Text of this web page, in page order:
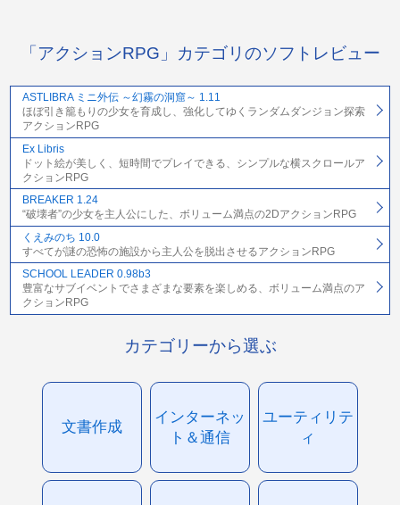
「アクションRPG」カテゴリのソフトレビュー
ASTLIBRA ミニ外伝 ～幻霧の洞窟～ 1.11
ほぼ引き籠もりの少女を育成し、強化してゆくランダムダンジョン探索
アクションRPG
Ex Libris
ドット絵が美しく、短時間でプレイできる、シンプルな横スクロールア
クションRPG
BREAKER 1.24
“破壊者”の少女を主人公にした、ボリューム満点の2DアクションRPG
くえみのち 10.0
すべてが謎の恐怖の施設から主人公を脱出させるアクションRPG
SCHOOL LEADER 0.98b3
豊富なサブイベントでさまざまな要素を楽しめる、ボリューム満点のア
クションRPG
カテゴリーから選ぶ
文書作成
インターネッ
ト＆通信
ユーティリテ
ィ